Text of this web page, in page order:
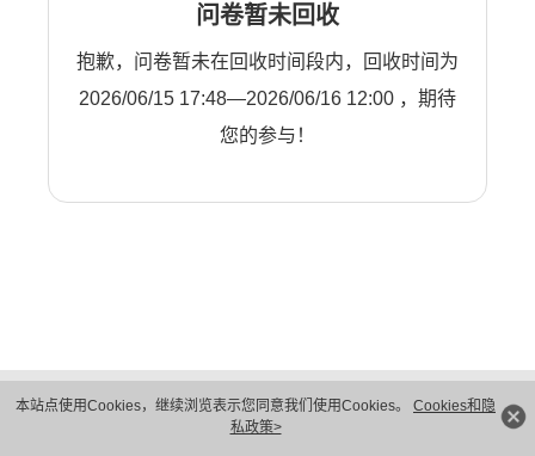
本站点使用Cookies，继续浏览表示您同意我们使用Cookies。 Cookies和隐
私政策>
问卷暂未回收
抱歉，问卷暂未在回收时间段内，回收时间为
2026/06/15 17:48—2026/06/16 12:00 ，期待
您的参与！
隐私保护
法律声明